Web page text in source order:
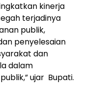
kinerja
terjadinya
publik,
penyelesaian
dan
dalam
ujar Bupati.